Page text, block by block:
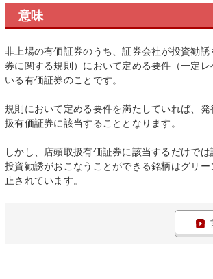
意味
非上場の有価証券のうち、証券会社が投資勧
券に関する規則）において定める要件（一定
いる有価証券のことです。
規則において定める要件を満たしていれば、
扱有価証券に該当することとなります。
しかし、店頭取扱有価証券に該当するだけで
投資勧誘がおこなうことができる銘柄はグリ
止されています。